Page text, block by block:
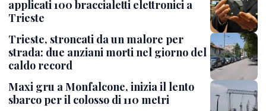
applicati 100 braccialetti elettronici a
Trieste
Trieste, stroncati da un malore per
strada: due anziani morti nel giorno del
caldo record
Maxi gru a Monfalcone, inizia il lento
sbarco per il colosso di 110 metri